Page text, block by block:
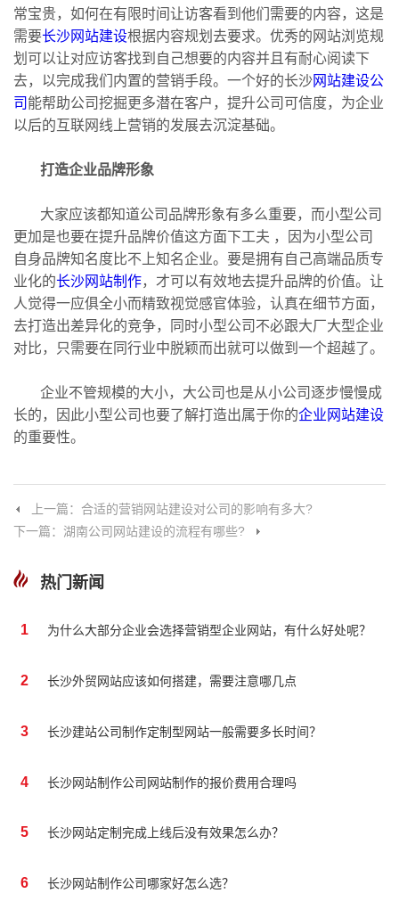
常宝贵，如何在有限时间让访客看到他们需要的内容，这是
需要长沙网站建设根据内容规划去要求。优秀的网站浏览规
划可以让对应访客找到自己想要的内容并且有耐心阅读下
去，以完成我们内置的营销手段。一个好的长沙网站建设公
司 能帮助公司挖掘更多潜在客户，提升公司可信度，为企业
以后的互联网线上营销的发展去沉淀基础。
打造企业品牌形象
大家应该都知道公司品牌形象有多么重要，而小型公司
更加是也要在提升品牌价值这方面下工夫 ，因为小型公司
自身品牌知名度比不上知名企业。要是拥有自己高端品质专
业化的长沙网站制作，才可以有效地去提升品牌的价值。让
人觉得一应俱全小而精致视觉感官体验，认真在细节方面，
去打造出差异化的竞争，同时小型公司不必跟大厂大型企业
对比，只需要在同行业中脱颖而出就可以做到一个超越了。
企业不管规模的大小，大公司也是从小公司逐步慢慢成
长的，因此小型公司也要了解打造出属于你的企业网站建设
的重要性。
上一篇：合适的营销网站建设对公司的影响有多大?
下一篇：湖南公司网站建设的流程有哪些?
热门新闻
1 为什么大部分企业会选择营销型企业网站，有什么好处呢？
2 长沙外贸网站应该如何搭建，需要注意哪几点
3 长沙建站公司制作定制型网站一般需要多长时间？
4 长沙网站制作公司网站制作的报价费用合理吗
5 长沙网站定制完成上线后没有效果怎么办？
6 长沙网站制作公司哪家好怎么选？